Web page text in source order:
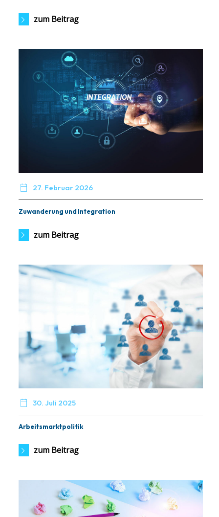
zum Beitrag
 27. Februar 2026
Zuwanderung und Integration
zum Beitrag
 30. Juli 2025
Arbeitsmarktpolitik
zum Beitrag